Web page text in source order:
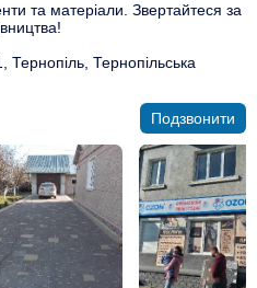
та матеріали. Звертайтеся за
Тернопільська
Подзвонити